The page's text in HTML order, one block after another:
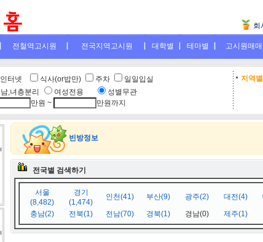
회
전철역고시원 전국지역고시원 대학별 테마별 고시원매매
인터넷 식사(or밥만) 주차
일일입실
남,녀층분리 여성전용
성별무관
만원 ~ 만원까지
지역
빈방정보
전국별 검색하기
서울
(8,482)
경기
(1,474)
인천(41) 부산(9) 광주(2) 대전(4)
충남(2)
전북(1) 전남(70) 경북(1) 경남(0) 제주(1)